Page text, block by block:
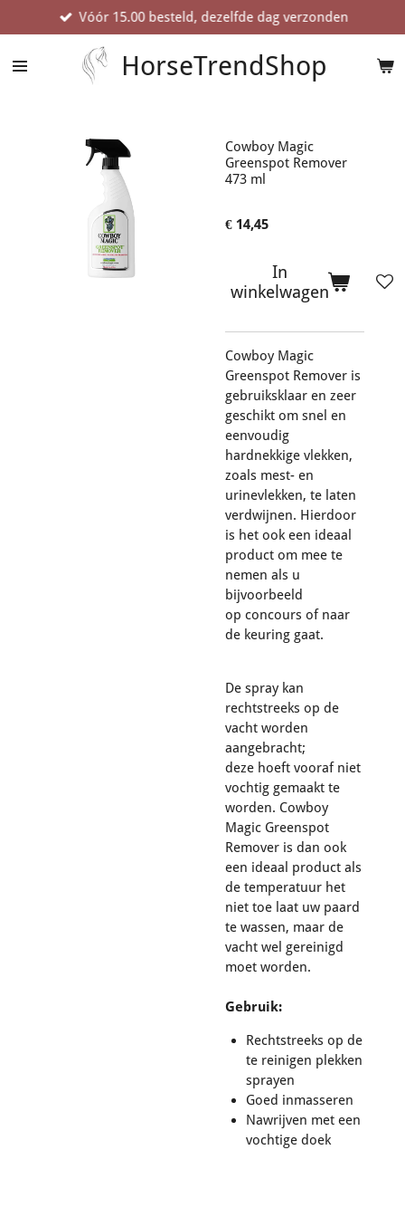
direct
naar
HorseTrendShop
Vóór 15.00 besteld, dezelfde dag verzonden
Cowboy Magic
Greenspot Remover
473 ml
€ 14,45
In
winkelwagen
Cowboy Magic
Greenspot Remover is
gebruiksklaar en zeer
geschikt om snel en
eenvoudig
hardnekkige vlekken,
zoals mest- en
urinevlekken, te laten
verdwijnen. Hierdoor
is het ook een ideaal
product om mee te
nemen als u
bijvoorbeeld
op concours of naar
de keuring gaat.
De spray kan
rechtstreeks op de
vacht worden
aangebracht;
deze hoeft vooraf niet
vochtig gemaakt te
worden. Cowboy
Magic Greenspot
Remover is dan ook
een ideaal product als
de temperatuur het
niet toe laat uw paard
te wassen, maar de
vacht wel gereinigd
moet worden.
Gebruik:
Rechtstreeks op de
te reinigen plekken
sprayen
Goed inmasseren
Nawrijven met een
vochtige doek